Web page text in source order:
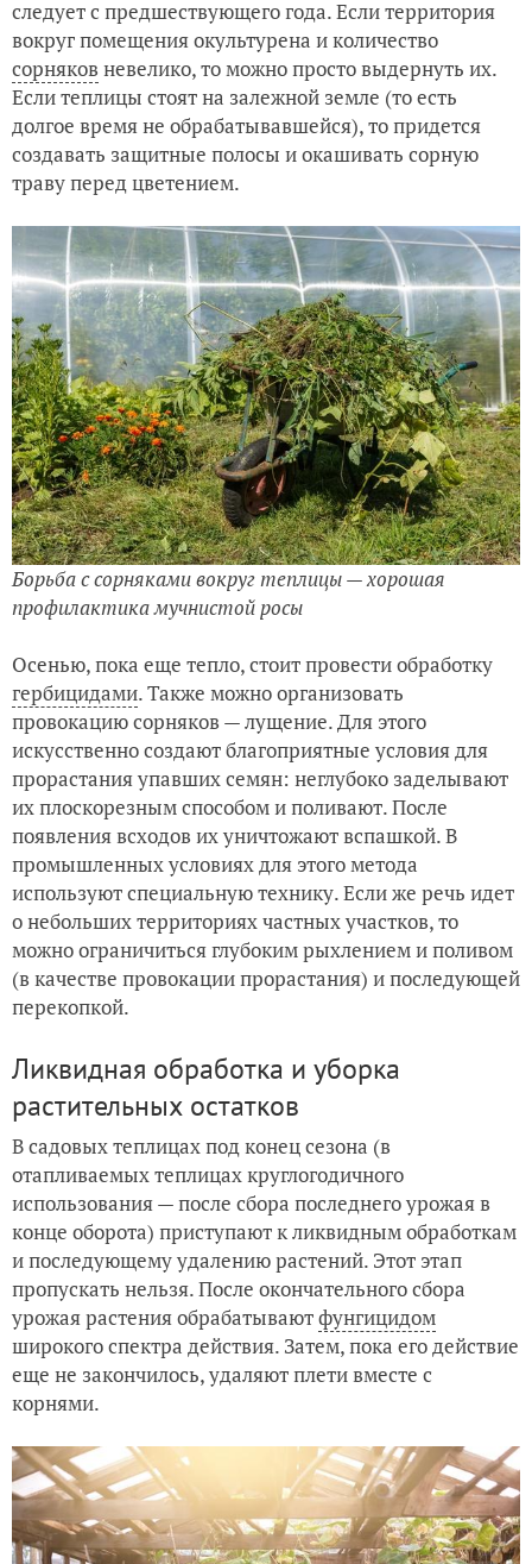
следует с предшествующего года. Если территория
вокруг помещения окультурена и количество
сорняковневелико, то можно просто выдернуть их.
Если теплицы стоят на залежной земле (то есть
долгое время не обрабатывавшейся), то придется
создавать защитные полосы и окашивать сорную
траву перед цветением.
Борьба с сорняками вокруг теплицы — хорошая
профилактика мучнистой росы
Осенью, пока еще тепло, стоит провести обработку
гербицидами. Также можно организовать
провокацию сорняков — лущение. Для этого
искусственно создают благоприятные условия для
прорастания упавших семян: неглубоко заделывают
их плоскорезным способом и поливают. После
появления всходов их уничтожают вспашкой. В
промышленных условиях для этого метода
используют специальную технику. Если же речь идет
о небольших территориях частных участков, то
можно ограничиться глубоким рыхлением и поливом
(в качестве провокации прорастания) и последующей
перекопкой.
Ликвидная обработка и уборка
растительных остатков
В садовых теплицах под конец сезона (в
отапливаемых теплицах круглогодичного
использования — после сбора последнего урожая в
конце оборота) приступают к ликвидным обработкам
и последующему удалению растений. Этот этап
пропускать нельзя. После окончательного сбора
урожая растения обрабатываютфунгицидом
широкого спектра действия. Затем, пока его действие
еще не закончилось, удаляют плети вместе с
корнями.